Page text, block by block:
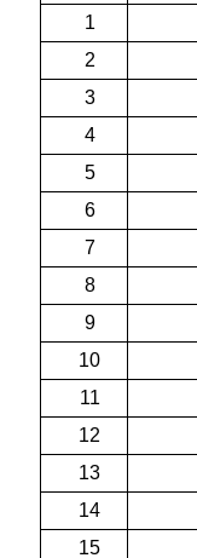
1
2
3
4
5
6
7
8
9
10
11
12
13
14
15